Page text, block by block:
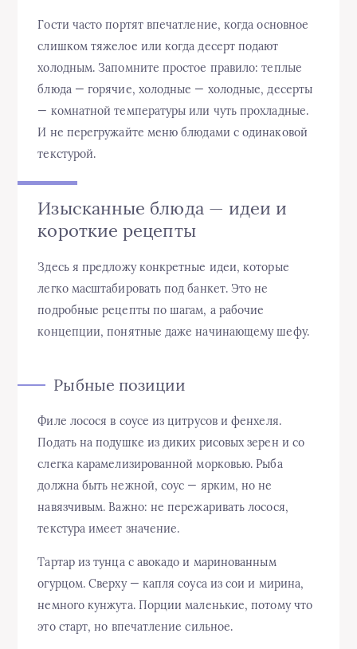
Гости часто портят впечатление, когда основное
слишком тяжелое или когда десерт подают
холодным. Запомните простое правило: теплые
блюда — горячие, холодные — холодные, десерты
— комнатной температуры или чуть прохладные.
И не перегружайте меню блюдами с одинаковой
текстурой.
Изысканные блюда — идеи и
короткие рецепты
Здесь я предложу конкретные идеи, которые
легко масштабировать под банкет. Это не
подробные рецепты по шагам, а рабочие
концепции, понятные даже начинающему шефу.
Рыбные позиции
Филе лосося в соусе из цитрусов и фенхеля.
Подать на подушке из диких рисовых зерен и со
слегка карамелизированной морковью. Рыба
должна быть нежной, соус — ярким, но не
навязчивым. Важно: не пережаривать лосося,
текстура имеет значение.
Тартар из тунца с авокадо и маринованным
огурцом. Сверху — капля соуса из сои и мирина,
немного кунжута. Порции маленькие, потому что
это старт, но впечатление сильное.